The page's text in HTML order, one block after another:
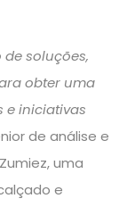
soluções,
obter uma
e iniciativas
de análise e
uma
e